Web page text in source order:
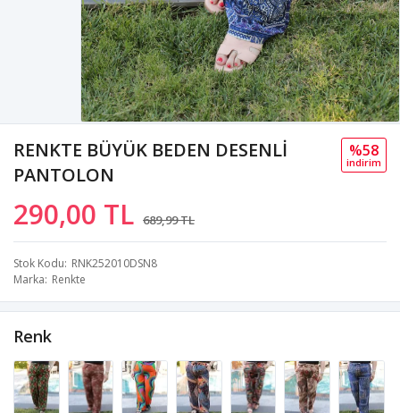
RENKTE BÜYÜK BEDEN DESENLİ
PANTOLON
290,00 TL 689,99 TL
%58
i̇ndi̇ri̇m
Stok Kodu RNK252010DSN8
Marka Renkte
Renk